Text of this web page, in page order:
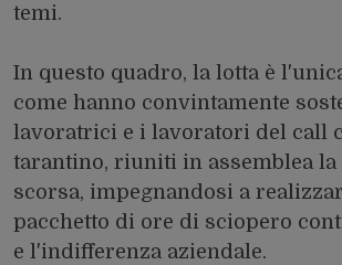
temi.
In questo quadro, la lotta è
come hanno convintamente
lavoratrici e i lavoratori del call
tarantino, riuniti in assemblea la
scorsa, impegnandosi a
pacchetto di ore di sciopero
e l'indifferenza aziendale.